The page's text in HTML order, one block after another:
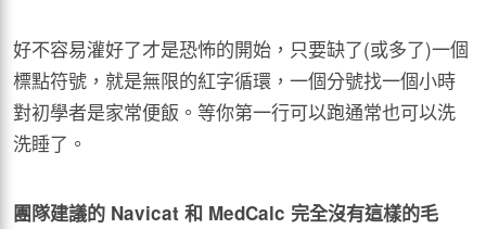
好不容易灌好了才是恐怖的開始，只要缺了(或多了)一個
標點符號，就是無限的紅字循環，一個分號找一個小時
對初學者是家常便飯。等你第一行可以跑通常也可以洗
洗睡了。
團隊建議的 Navicat 和 MedCalc 完全沒有這樣的毛